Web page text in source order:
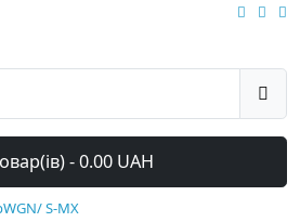
- 0.00 UAH
S-MX